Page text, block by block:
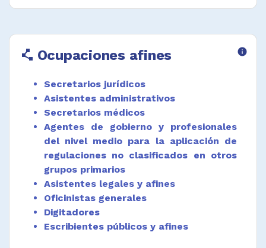
administrativa de acuerdo con
actividades y reuniones administrativas de la
procedimientos técnicos y organizacionales.
Controlar y tramitar pedidos de la unidad
administrativa de acuerdo con procesos
administrativos.
Efectuar el seguimiento y registro de las
vacaciones y de otros derechos del personal.
Desempeñar funciones afines.
polyline Ocupaciones afines info
Secretarios jurídicos
Asistentes administrativos
Secretarios médicos
Agentes de gobierno y profesionales
del nivel medio para la aplicación de
regulaciones no clasificados en otros
grupos primarios
Asistentes legales y afines
Oficinistas generales
Digitadores
Escribientes públicos y afines